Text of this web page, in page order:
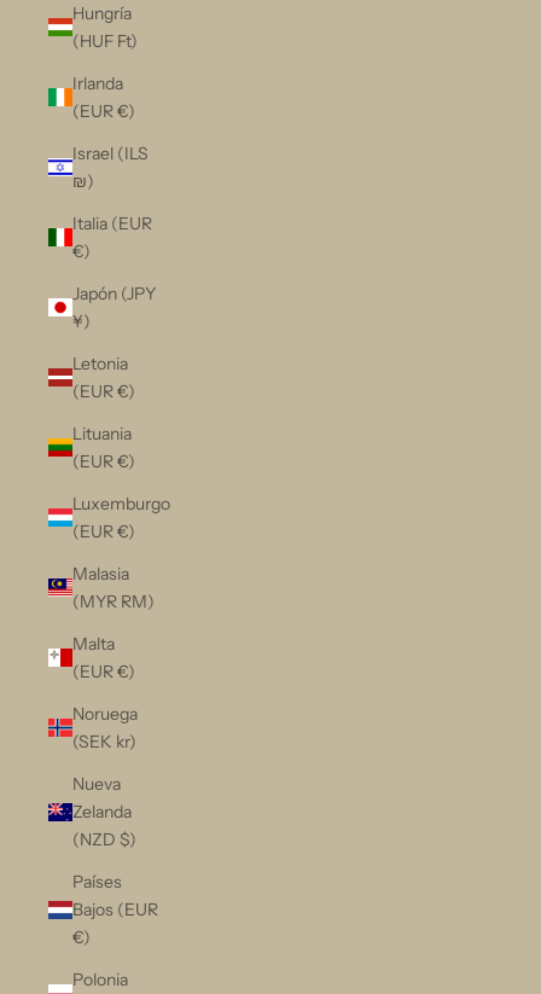
Hungría
(HUF Ft)
Irlanda
(EUR €)
Israel (ILS
₪)
Italia (EUR
€)
Japón (JPY
¥)
Letonia
(EUR €)
Lituania
(EUR €)
Luxemburgo
(EUR €)
Malasia
(MYR RM)
Malta
(EUR €)
Noruega
(SEK kr)
Nueva
Zelanda
(NZD $)
Países
Bajos (EUR
€)
Polonia